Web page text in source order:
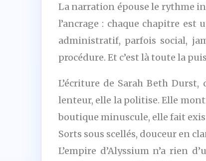
La narration épouse le rythme
l’ancrage : chaque chapitre
administratif, parfois social,
procédure. Et c’est là toute la
L’écriture de Sarah Beth
lenteur, elle la politise. Elle
boutique minuscule, elle fait
Sorts sous scellés, douceur en
L’empire d’Alyssium n’a rien